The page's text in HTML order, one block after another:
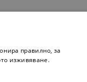
правилно, за
изживяване.